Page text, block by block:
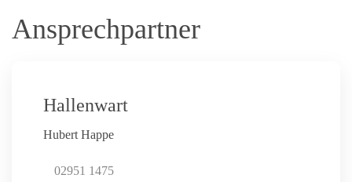
Ansprechpartner
Hallenwart
Hubert Happe
02951 1475